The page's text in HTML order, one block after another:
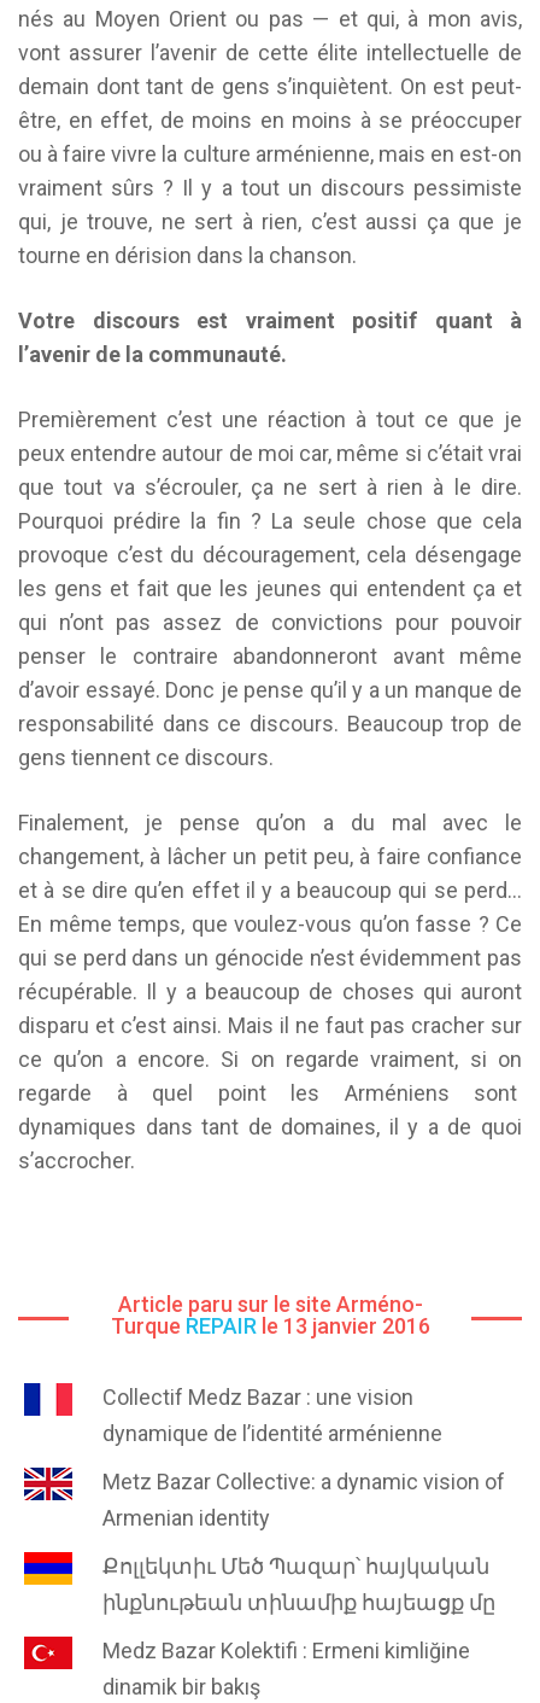
nés au Moyen Orient ou pas — et qui, à mon avis,
vont assurer l’avenir de cette élite intellectuelle de
demain dont tant de gens s’inquiètent. On est peut-
être, en effet, de moins en moins à se préoccuper
ou à faire vivre la culture arménienne, mais en est-on
vraiment sûrs ? Il y a tout un discours pessimiste
qui, je trouve, ne sert à rien, c’est aussi ça que je
tourne en dérision dans la chanson.
Votre discours est vraiment positif quant à
l’avenir de la communauté.
Premièrement c’est une réaction à tout ce que je
peux entendre autour de moi car, même si c’était vrai
que tout va s’écrouler, ça ne sert à rien à le dire.
Pourquoi prédire la fin ? La seule chose que cela
provoque c’est du découragement, cela désengage
les gens et fait que les jeunes qui entendent ça et
qui n’ont pas assez de convictions pour pouvoir
penser le contraire abandonneront avant même
d’avoir essayé. Donc je pense qu’il y a un manque de
responsabilité dans ce discours. Beaucoup trop de
gens tiennent ce discours.
Finalement, je pense qu’on a du mal avec le
changement, à lâcher un petit peu, à faire confiance
et à se dire qu’en effet il y a beaucoup qui se perd…
En même temps, que voulez-vous qu’on fasse ? Ce
qui se perd dans un génocide n’est évidemment pas
récupérable. Il y a beaucoup de choses qui auront
disparu et c’est ainsi. Mais il ne faut pas cracher sur
ce qu’on a encore. Si on regarde vraiment, si on
regarde à quel point les Arméniens sont
dynamiques dans tant de domaines, il y a de quoi
s’accrocher.
Article paru sur le site Arméno-
Turque REPAIRle 13 janvier 2016
Collectif Medz Bazar : une vision
dynamique de l’identité arménienne
Metz Bazar Collective: a dynamic vision of
Armenian identity
Քոլլեկտիւ Մեծ Պազար՝ հայկական
ինքնութեան տինամիք հայեացք մը
Medz Bazar Kolektifi : Ermeni kimliğine
dinamik bir bakış